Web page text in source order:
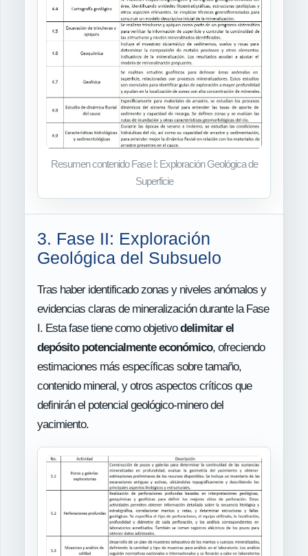
Resumen contenido Fase I: Exploración Geológica de
Superficie
3. Fase II: Exploración
Geológica del Subsuelo
Tras haber identificado zonas y niveles anómalos y
evidencias claras de mineralización durante la Fase
I. Esta fase tiene como objetivodelimitar el
depósito potencialmente económico, ofreciendo
estimaciones más específicas sobre tamaño,
contenido mineral, y otros aspectos críticos que
definirán el potencial geológico-minero del
yacimiento.